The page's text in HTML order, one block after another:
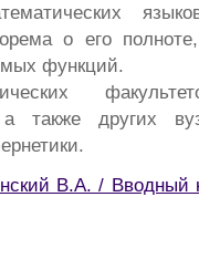
о его
функций.
а также других
В.А. / Вводный